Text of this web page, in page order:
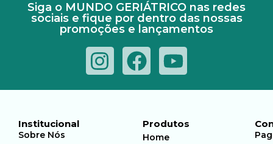
Siga o MUNDO GERIÁTRICO nas redes
sociais e fique por dentro das nossas
promoções e lançamentos
Institucional
Sobre Nós
Produtos
Home